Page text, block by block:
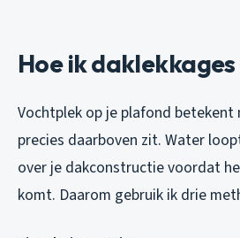
Hoe ik
Vochtplek op je plafond
precies daarboven zit. Water
over je dakconstructie voordat
komt. Daarom gebruik ik drie